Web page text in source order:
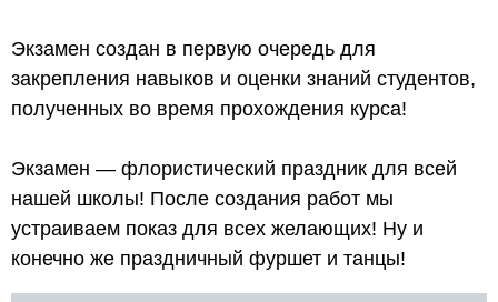
Экзамен создан в первую очередь для
закрепления навыков и оценки знаний студентов,
полученных во время прохождения курса!
Экзамен — флористический праздник для всей
нашей школы! После создания работ мы
устраиваем показ для всех желающих! Ну и
конечно же праздничный фуршет и танцы!